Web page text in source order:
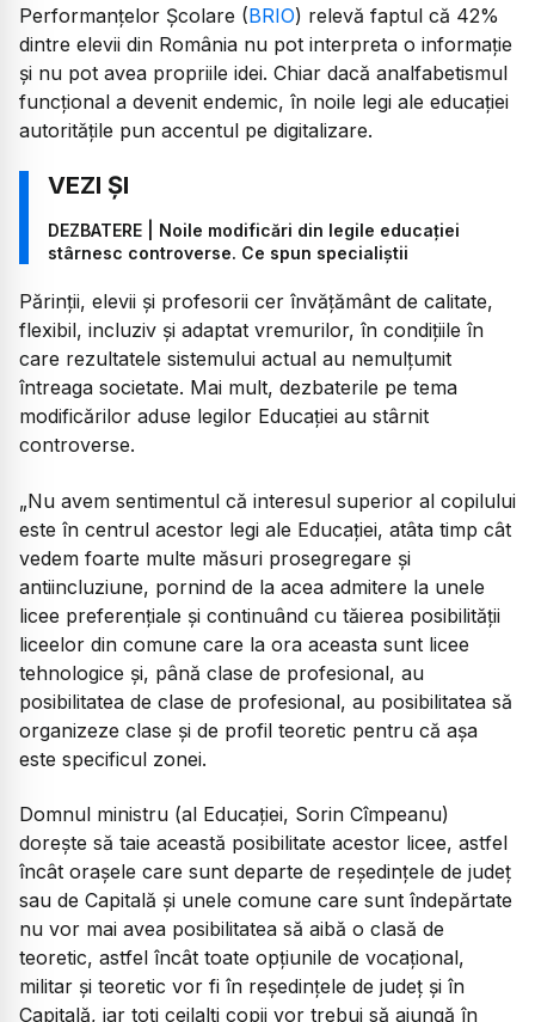
Performanţelor Şcolare (BRIO) relevă faptul că 42%
dintre elevii din România nu pot interpreta o informație
și nu pot avea propriile idei. Chiar dacă analfabetismul
funcțional a devenit endemic, în noile legi ale educației
autoritățile pun accentul pe digitalizare.
DEZBATERE | Noile modificări din legile educației
stârnesc controverse. Ce spun specialiștii
Părinții, elevii și profesorii cer învățământ de calitate,
flexibil, incluziv și adaptat vremurilor, în condițiile în
care rezultatele sistemului actual au nemulțumit
întreaga societate. Mai mult, dezbaterile pe tema
modificărilor aduse legilor Educației au stârnit
controverse.
„Nu avem sentimentul că interesul superior al copilului
este în centrul acestor legi ale Educației, atâta timp cât
vedem foarte multe măsuri prosegregare și
antiincluziune, pornind de la acea admitere la unele
licee preferențiale și continuând cu tăierea posibilității
liceelor din comune care la ora aceasta sunt licee
tehnologice și, până clase de profesional, au
posibilitatea de clase de profesional, au posibilitatea să
organizeze clase și de profil teoretic pentru că așa
este specificul zonei.
Domnul ministru (al Educației, Sorin Cîmpeanu)
dorește să taie această posibilitate acestor licee, astfel
încât orașele care sunt departe de reședințele de județ
sau de Capitală și unele comune care sunt îndepărtate
nu vor mai avea posibilitatea să aibă o clasă de
teoretic, astfel încât toate opțiunile de vocațional,
militar și teoretic vor fi în reședințele de județ și în
Capitală, iar toți ceilalți copii vor trebui să ajungă în